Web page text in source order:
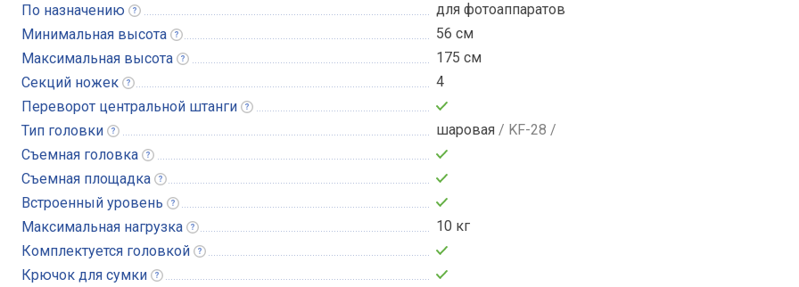
По назначению
для фотоаппаратов
Минимальная высота
56 см
Максимальная высота
175 см
Секций ножек
4
Переворот центральной штанги
Тип головки шаровая / KF-28 /
Съемная головка
Съемная площадка
Встроенный уровень
Максимальная нагрузка
10 кг
Комплектуется головкой
Крючок для сумки